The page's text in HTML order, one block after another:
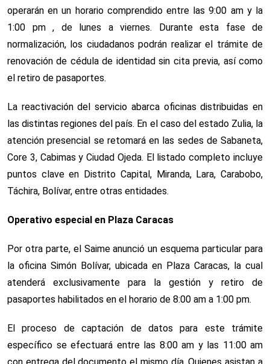
operarán en un horario comprendido entre las 9:00 am y la
1:00 pm , de lunes a viernes. Durante esta fase de
normalización, los ciudadanos podrán realizar el trámite de
renovación de cédula de identidad sin cita previa, así como
el retiro de pasaportes.
La reactivación del servicio abarca oficinas distribuidas en
las distintas regiones del país. En el caso del estado Zulia, la
atención presencial se retomará en las sedes de Sabaneta,
Core 3, Cabimas y Ciudad Ojeda. El listado completo incluye
puntos clave en Distrito Capital, Miranda, Lara, Carabobo,
Táchira, Bolívar, entre otras entidades.
Operativo especial en Plaza Caracas
Por otra parte, el Saime anunció un esquema particular para
la oficina Simón Bolívar, ubicada en Plaza Caracas, la cual
atenderá exclusivamente para la gestión y retiro de
pasaportes habilitados en el horario de 8:00 am a 1:00 pm.
El proceso de captación de datos para este trámite
específico se efectuará entre las 8:00 am y las 11:00 am